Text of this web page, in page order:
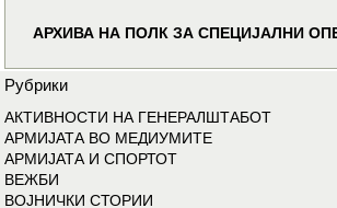
АРХИВА НА ПОЛК ЗА СПЕЦИЈАЛНИ
Рубрики
АКТИВНОСТИ НА ГЕНЕРАЛШТАБОТ
АРМИЈАТА ВО МЕДИУМИТЕ
АРМИЈАТА И СПОРТОТ
ВЕЖБИ
ВОЈНИЧКИ СТОРИИ